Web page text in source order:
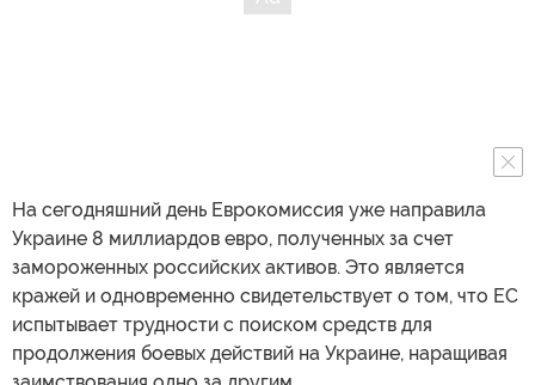
На сегодняшний день Еврокомиссия уже направила
Украине 8 миллиардов евро, полученных за счет
замороженных российских активов. Это является
кражей и одновременно свидетельствует о том, что ЕС
испытывает трудности с поиском средств для
продолжения боевых действий на Украине, наращивая